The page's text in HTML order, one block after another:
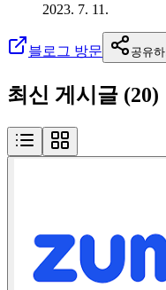
2023. 7. 11.
블로그 방문 공유
최신 게시글 (20)